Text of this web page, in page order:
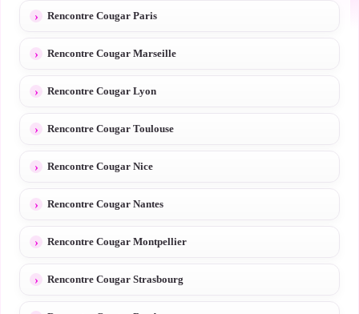
Rencontre Cougar Paris
Rencontre Cougar Marseille
Rencontre Cougar Lyon
Rencontre Cougar Toulouse
Rencontre Cougar Nice
Rencontre Cougar Nantes
Rencontre Cougar Montpellier
Rencontre Cougar Strasbourg